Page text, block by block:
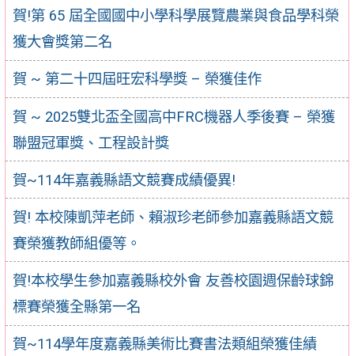
賀!第 65 屆全國國中小學科學展覽農業與食品學科榮
獲大會獎第二名
賀 ~ 第二十四屆旺宏科學獎 – 榮獲佳作
賀 ~ 2025雙北盃全國高中FRC機器人季後賽 – 榮獲
聯盟冠軍獎、工程設計獎
賀~114年嘉義縣語文競賽成績優異!
賀! 本校陳凱萍老師、賴淑珍老師參加嘉義縣語文競
賽榮獲教師組優等。
賀!本校學生參加嘉義縣校外會 友善校園週保齡球錦
標賽榮獲全縣第一名
賀~114學年度嘉義縣美術比賽書法類組榮獲佳績